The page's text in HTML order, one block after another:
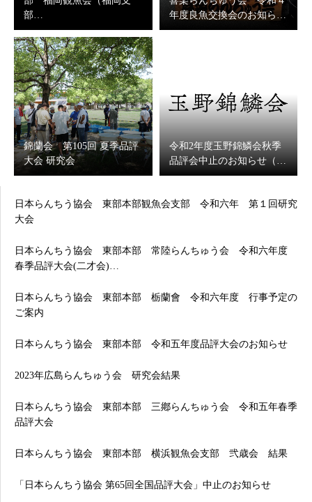
部…
年度良魚交換会のお知ら…
錦蘭会 第105回 夏季品評
大会 研究会
令和2年度玉野錦鱗会秋季
品評会中止のお知らせ（…
日本らんちう協会 東部本部観魚会支部 令和六年 第１回研究
大会
日本らんちう協会 東部本部 常陸らんちゅう会 令和六年度
春季品評大会(二才会)…
日本らんちう協会 東部本部 栃蘭會 令和六年度 行事予定の
ご案内
日本らんちう協会 東部本部 令和五年度品評大会のお知らせ
2023年広島らんちゅう会 研究会結果
日本らんちう協会 東部本部 三鄕らんちゅう会 令和五年春季
品評大会
日本らんちう協会 東部本部 横浜観魚会支部 弐歳会 結果
「日本らんちう協会 第65回全国品評大会」中止のお知らせ